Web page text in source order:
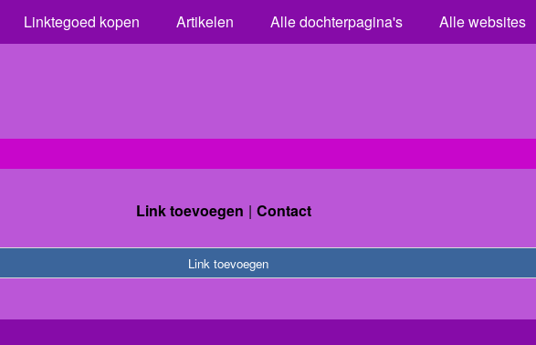
Linktegoed kopen Artikelen Alle dochterpagina's Alle websites
Link toevoegen Contact
Link toevoegen